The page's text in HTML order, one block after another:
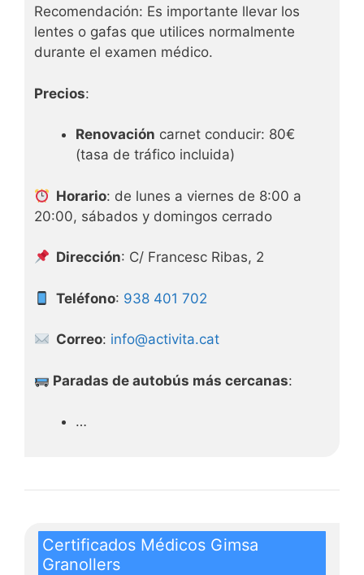
Recomendación: Es importante llevar los
lentes o gafas que utilices normalmente
durante el examen médico.
Precios:
Renovación carnet conducir: 80€
(tasa de tráfico incluida)
Horario: de lunes a viernes de 8:00 a
20:00, sábados y domingos cerrado
Dirección: C/ Francesc Ribas, 2
Teléfono: 938 401 702
Correo: info@activita.cat
Paradas de autobús más cercanas:
…
Certificados Médicos Gimsa
Granollers